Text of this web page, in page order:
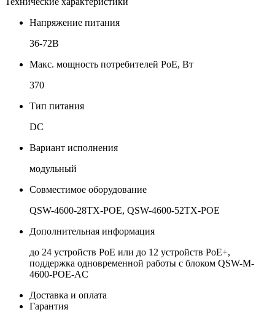
Напряжение питания
36-72В
Макс. мощность потребителей PoE, Вт
370
Тип питания
DC
Вариант исполнения
модульный
Совместимое оборудование
QSW-4600-28TX-POE, QSW-4600-52TX-POE
Дополнительная информация
до 24 устройств PoE или до 12 устройств PoE+,
поддержка одновременной работы с блоком QSW-M-
4600-POE-AC
Доставка и оплата
Гарантия